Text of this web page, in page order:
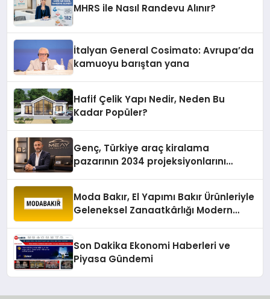
MHRS ile Nasıl Randevu Alınır?
İtalyan General Cosimato: Avrupa’da
kamuoyu barıştan yana
Hafif Çelik Yapı Nedir, Neden Bu
Kadar Popüler?
Genç, Türkiye araç kiralama
pazarının 2034 projeksiyonlarını
Moda Bakır, El Yapımı Bakır Ürünleriyle
Geleneksel Zanaatkârlığı Modern
Son Dakika Ekonomi Haberleri ve
Piyasa Gündemi